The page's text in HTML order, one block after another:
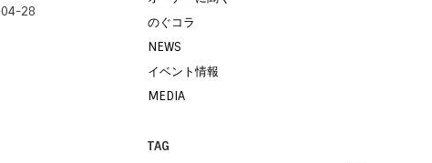
28
のぐコラ
NEWS
イベント情報
MEDIA
TAG